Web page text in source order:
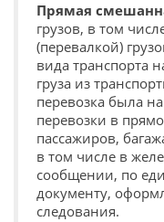
Прямая
грузов, в том
(перевалкой)
вида транспорта
груза из
перевозка была
перевозки в
пассажиров,
в том числе в
сообщении, по
документу,
следования.